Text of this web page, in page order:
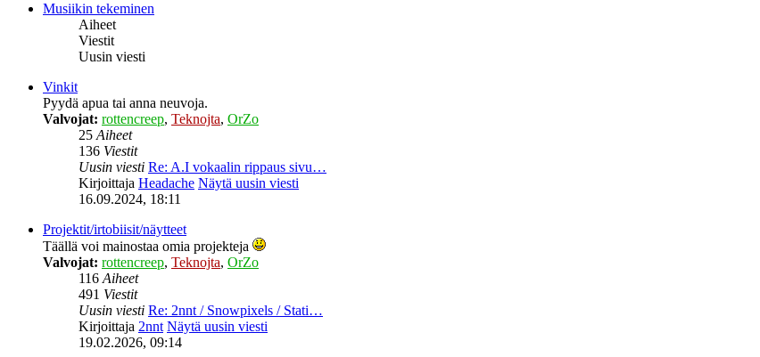
Musiikin tekeminen
Aiheet
Viestit
Uusin viesti
Vinkit
Pyydä apua tai anna neuvoja.
Valvojat: rottencreep, Teknojta, OrZo
25Aiheet
136 Viestit
Uusin viesti Re: A.I vokaalin rippaus sivu…
Kirjoittaja Headache Näytä uusin viesti
16.09.2024, 18:11
Projektit/irtobiisit/näytteet
Täällä voi mainostaa omia projekteja
Valvojat: rottencreep, Teknojta, OrZo
116Aiheet
491 Viestit
Uusin viesti Re: 2nnt / Snowpixels / Stati…
Kirjoittaja 2nnt Näytä uusin viesti
19.02.2026, 09:14